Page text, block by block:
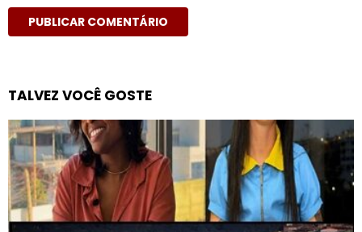
TALVEZ VOCÊ GOSTE